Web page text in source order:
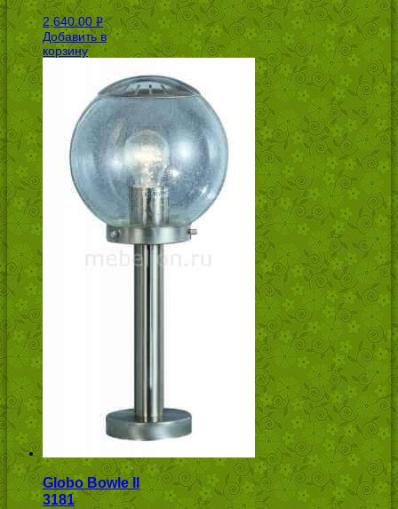
2,640.00Р
УБ.
Добавить в
корзину
Globo Bowle II
3181